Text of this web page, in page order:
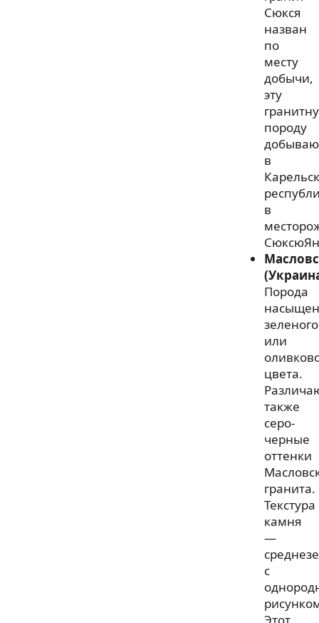
Сюкся
назван
по
месту
добычи,
эту
породу
в
в
Порода
зеленого
или
цвета.
также
серо-
черные
оттенки
гранита.
Текстура
камня
—
с